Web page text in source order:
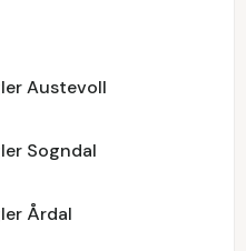
Austevoll
Sogndal
Årdal